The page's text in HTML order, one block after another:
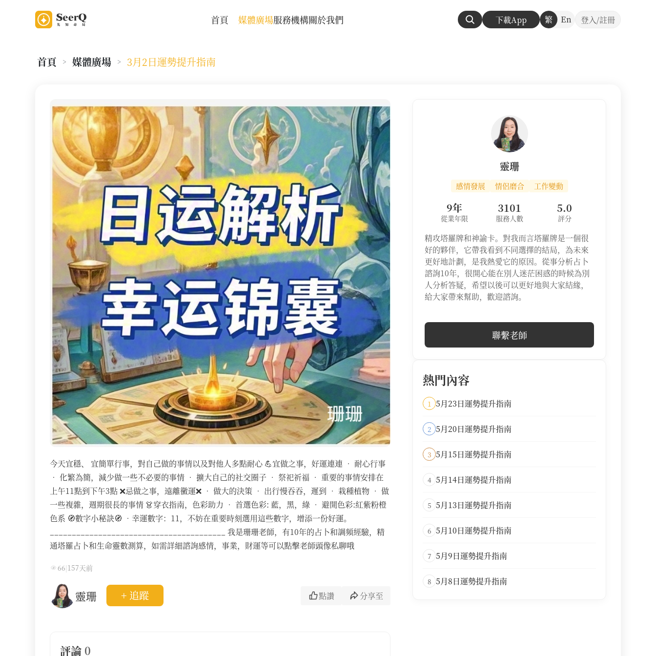
首頁 媒體廣場服務機構關於我們 下載App 繁 En 登入/註冊
首頁 > 媒體廣場 > 3月2日運勢提升指南
今天宜穩、 宜簡單行事，對自己做的事情以及對他人多點耐心 💪宜做之事，好運連連 • 耐心行事
• 化繁為簡，減少做一些不必要的事情 • 擴大自己的社交圈子 • 祭祀祈福 • 重要的事情安排在
上午11點到下午3點 ❌忌做之事，遠離黴運❌ • 做大的決策 • 出行慢吞吞，遲到 • 栽種植物 • 做
一些複雜，週期很長的事情 👗穿衣指南，色彩助力 • 首選色彩: 藍，黑，綠 • 避開色彩:紅紫粉橙
色系 🧭數字小秘訣🧭 •幸運數字：11，不妨在重要時刻選用這些數字，增添一份好運。
________________________________________ 我是珊珊老師，有10年的占卜和調頻經驗，精
通塔羅占卜和生命靈數測算，如需詳細諮詢感情，事業，財運等可以點擊老師頭像私聊哦
66|157天前
靈珊 + 追蹤 點讚 分享至
評論 0
靈珊
感情發展 情侶磨合 工作變動
9年
從業年限
3101
服務人數
5.0
評分
精攻塔羅牌和神諭卡。對我而言塔羅牌是一個很
好的夥伴，它帶我看到不同選擇的結局，為未來
更好地計劃，是我熱愛它的原因。從事分析占卜
諮詢10年，很開心能在別人迷茫困惑的時候為別
人分析答疑，希望以後可以更好地與大家結緣，
給大家帶來幫助，歡迎諮詢。
聯繫老師
熱門內容
1 5月23日運勢提升指南
2 5月20日運勢提升指南
3 5月15日運勢提升指南
4 5月14日運勢提升指南
5 5月13日運勢提升指南
6 5月10日運勢提升指南
7 5月9日運勢提升指南
8 5月8日運勢提升指南